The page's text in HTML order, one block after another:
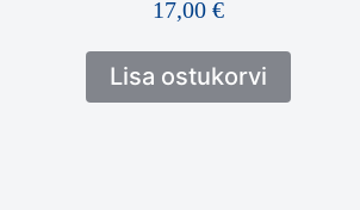
17,00 €
Lisa ostukorvi